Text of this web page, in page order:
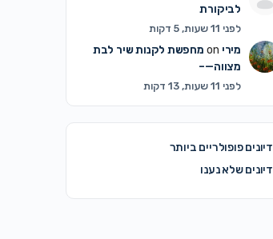
לביקורת
לפני 11 שעות, 5 דקות
מירי
מחפשת לקנות שיר לבת
מצווה—–
לפני 11 שעות, 13 דקות
דיונים פופולריים ביותר
דיונים שלא נענו